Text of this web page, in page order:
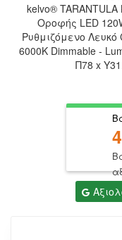
kelvo®
Οροφής LED
Ρυθμιζόμενο Λευκό
6000K Dimmable -
Π78 x